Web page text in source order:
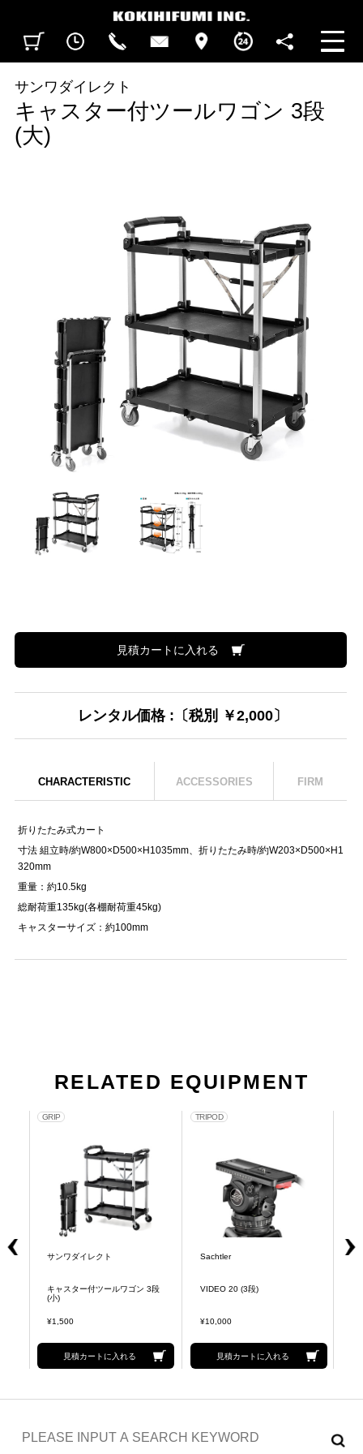
BUSINESS HOURS
FOLLOW US
サンワダイレクト
キャスター付ツールワゴン 3段
(大)
見積カートに入れる
レンタル価格 :〔税別 ￥2,000〕
CHARACTERISTIC ACCESSORIES FIRM
折りたたみ式カート
寸法 組立時/約W800×D500×H1035mm、折りたたみ時/約W203×D500×H1
320mm
重量：約10.5kg
総耐荷重135kg(各棚耐荷重45kg)
キャスターサイズ：約100mm
RELATED EQUIPMENT
GRIP
サンワダイレクト
キャスター付ツールワゴン 3段
(小)
¥1,500
見積カートに入れる
TRIPOD
Sachtler
VIDEO 20 (3段)
¥10,000
見積カートに入れる